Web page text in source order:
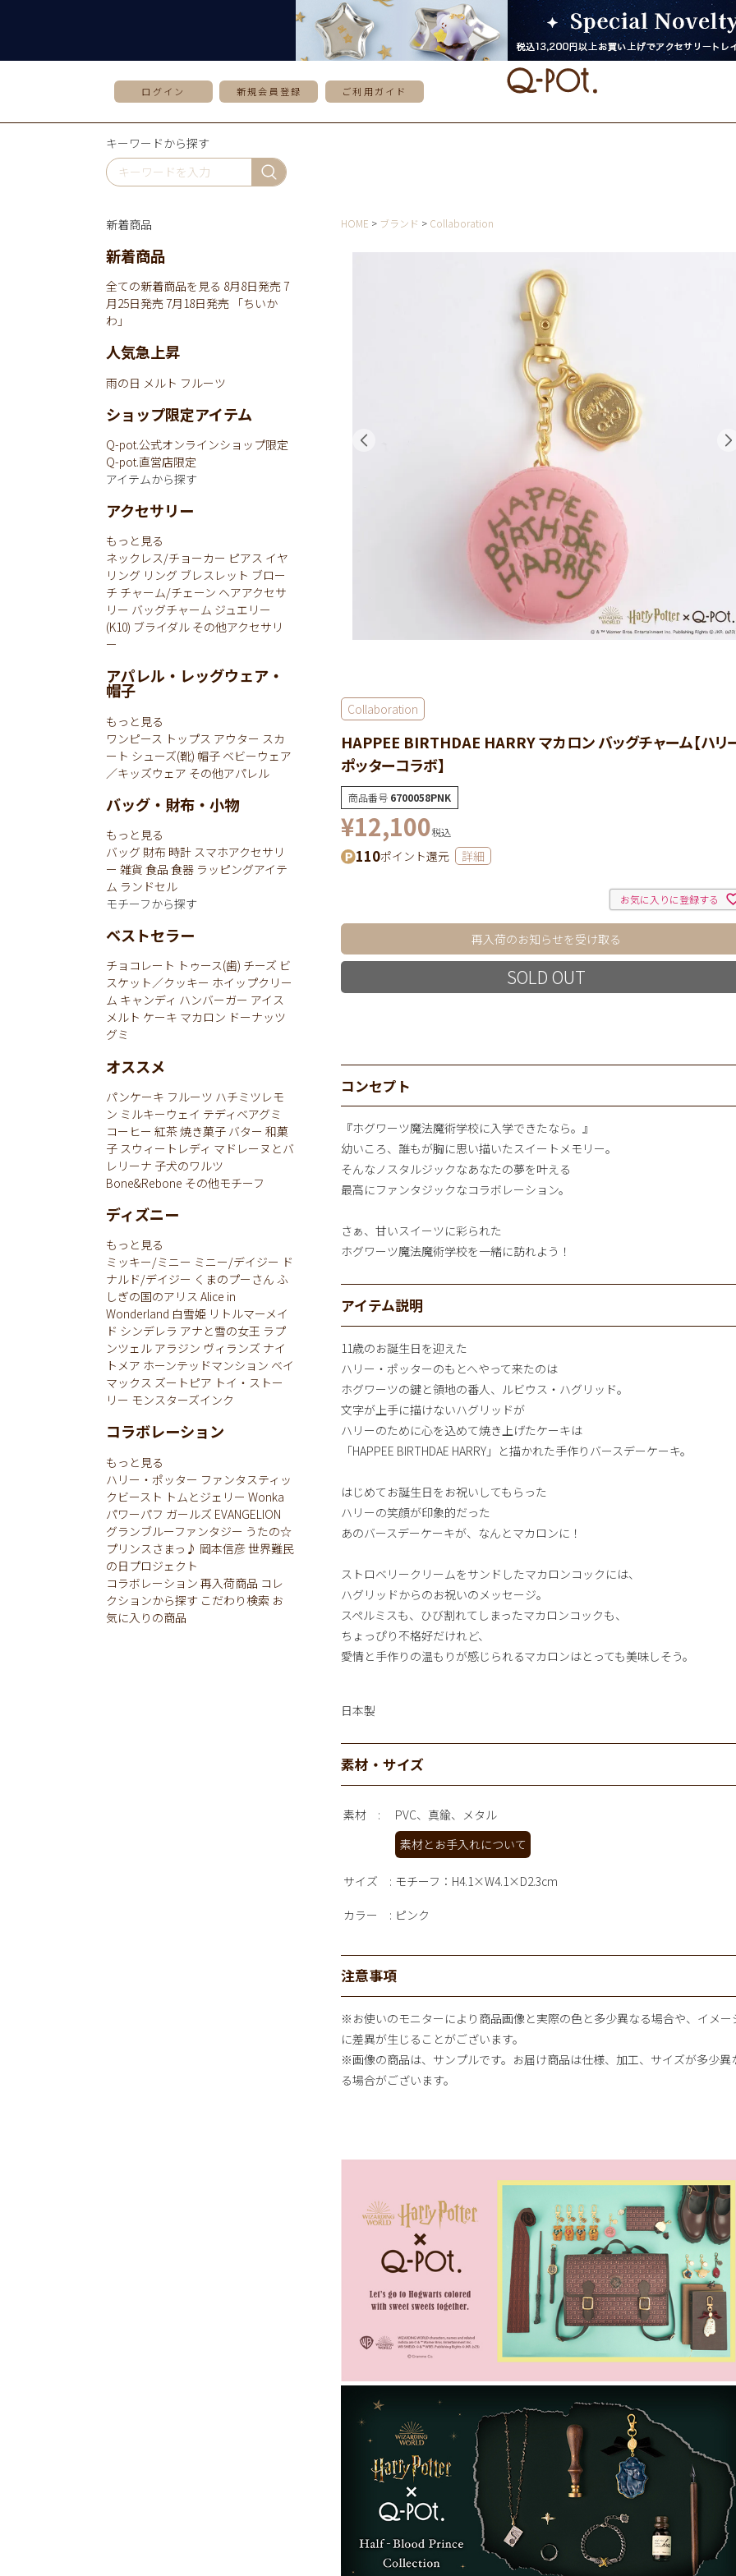
ログイン 新規会員登録 ご利用ガイド
キーワードから探す
HOME ブランド Collaboration
Collaboration
HAPPEE BIRTHDAE HARRY マカロン バッグチャーム【ハリ
ポッターコラボ】
商品番号 6700058PNK
¥12,100税込
110ポイント還元 詳細
お気に入りに登録する
再入荷のお知らせを受け取る
SOLD OUT
コンセプト
『ホグワーツ魔法魔術学校に入学できたなら。』
幼いころ、誰もが胸に思い描いたスイートメモリー。
そんなノスタルジックなあなたの夢を叶える
最高にファンタジックなコラボレーション。
さぁ、甘いスイーツに彩られた
ホグワーツ魔法魔術学校を一緒に訪れよう！
アイテム説明
11歳のお誕生日を迎えた
ハリー・ポッターのもとへやって来たのは
ホグワーツの鍵と領地の番人、ルビウス・ハグリッド。
文字が上手に描けないハグリッドが
ハリーのために心を込めて焼き上げたケーキは
「HAPPEE BIRTHDAE HARRY」と描かれた手作りバースデーケーキ。
はじめてお誕生日をお祝いしてもらった
ハリーの笑顔が印象的だった
あのバースデーケーキが、なんとマカロンに！
ストロベリークリームをサンドしたマカロンコックには、
ハグリッドからのお祝いのメッセージ。
スペルミスも、ひび割れてしまったマカロンコックも、
ちょっぴり不格好だけれど、
愛情と手作りの温もりが感じられるマカロンはとっても美味しそう。
日本製
素材・サイズ
素材
PVC、真鍮、メタル
素材とお手入れについて
サイズ モチーフ：H4.1×W4.1×D2.3cm
カラー ピンク
注意事項
※お使いのモニターにより商品画像と実際の色と多少異なる場合や、イメー
に差異が生じることがございます。
※画像の商品は、サンプルです。お届け商品は仕様、加工、サイズが多少異
る場合がございます。
新着商品
新着商品
全ての新着商品を見る 8月8日発売7
月25日発売7月18日発売 「ちいか
わ」
人気急上昇
雨の日 メルト フルーツ
ショップ限定アイテム
Q-pot.公式オンラインショップ限定
Q-pot.直営店限定
アイテムから探す
アクセサリー
もっと見る
ネックレス/チョーカー ピアス イヤ
リング リング ブレスレット ブロー
チ チャーム/チェーン ヘアアクセサ
リー バッグチャーム ジュエリー
(K10) ブライダル その他アクセサリ
ー
アパレル・レッグウェア・
帽子
もっと見る
ワンピース トップス アウター スカ
ート シューズ(靴) 帽子 ベビーウェア
／キッズウェア その他アパレル
バッグ・財布・小物
もっと見る
バッグ 財布 時計 スマホアクセサリ
ー 雑貨 食品 食器 ラッピングアイテ
ム ランドセル
モチーフから探す
ベストセラー
チョコレート トゥース(歯) チーズ ビ
スケット／クッキー ホイップクリー
ム キャンディ ハンバーガー アイス
メルト ケーキ マカロン ドーナッツ
グミ
オススメ
パンケーキ フルーツ ハチミツレモ
ン ミルキーウェイ テディベアグミ
コーヒー 紅茶焼き菓子 バター 和菓
子 スウィートレディ マドレーヌとバ
レリーナ 子犬のワルツ
Bone&Rebone その他モチーフ
ディズニー
もっと見る
ミッキー/ミニー ミニー/デイジー ド
ナルド/デイジー くまのプーさん ふ
しぎの国のアリス Alice in
Wonderland 白雪姫 リトルマーメイ
ド シンデレラ アナと雪の女王 ラプ
ンツェル アラジン ヴィランズ ナイ
トメア ホーンテッドマンション ベイ
マックス ズートピア トイ・ストー
リー モンスターズインク
コラボレーション
もっと見る
ハリー・ポッター ファンタスティッ
クビースト トムとジェリー Wonka
パワーパフ ガールズ EVANGELION
グランブルーファンタジー うたの☆
プリンスさまっ♪ 岡本信彦世界難民
の日プロジェクト
コラボレーション 再入荷商品 コレ
クションから探す こだわり検索 お
気に入りの商品